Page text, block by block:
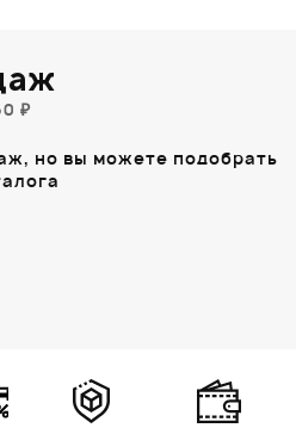
₽
но вы можете подобрать